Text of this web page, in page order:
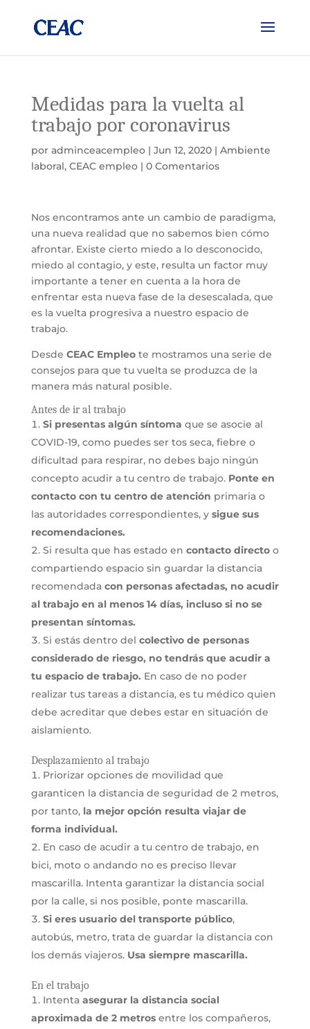
Medidas para la vuelta al
trabajo por coronavirus
por adminceacempleo| Jun 12, 2020| Ambiente
laboral, CEAC empleo| 0 Comentarios
Nos encontramos ante un cambio de paradigma,
una nueva realidad que no sabemos bien cómo
afrontar. Existe cierto miedo a lo desconocido,
miedo al contagio, y este, resulta un factor muy
importante a tener en cuenta a la hora de
enfrentar esta nueva fase de la desescalada, que
es la vuelta progresiva a nuestro espacio de
trabajo.
Desde CEAC Empleote mostramos una serie de
consejos para que tu vuelta se produzca de la
manera más natural posible.
Antes de ir al trabajo
Si presentas algún síntoma que se asocie al
COVID-19, como puedes ser tos seca, fiebre o
dificultad para respirar, no debes bajo ningún
concepto acudir a tu centro de trabajo. Ponte en
contacto con tu centro de atención primaria o
las autoridades correspondientes, y sigue sus
recomendaciones.
Si resulta que has estado en contacto directoo
compartiendo espacio sin guardar la distancia
recomendada con personas afectadas, no acudir
al trabajo en al menos 14 días, incluso si no se
presentan síntomas.
Si estás dentro del colectivo de personas
considerado de riesgo, no tendrás que acudir a
tu espacio de trabajo. En caso de no poder
realizar tus tareas a distancia, es tu médico quien
debe acreditar que debes estar en situación de
aislamiento.
Desplazamiento al trabajo
Priorizar opciones de movilidad que
garanticen la distancia de seguridad de 2 metros,
por tanto,la mejor opción resulta viajar de
forma individual.
En caso de acudir a tu centro de trabajo, en
bici, moto o andando no es preciso llevar
mascarilla. Intenta garantizar la distancia social
por la calle, si nos posible, ponte mascarilla.
Si eres usuario del transporte público,
autobús, metro, trata de guardar la distancia con
los demás viajeros. Usa siempre mascarilla.
En el trabajo
Intenta asegurar la distancia social
aproximada de 2 metrosentre los compañeros,